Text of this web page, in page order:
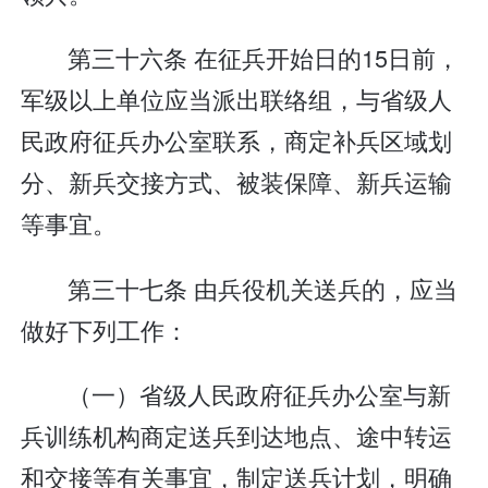
第三十六条 在征兵开始日的15日前，
军级以上单位应当派出联络组，与省级人
民政府征兵办公室联系，商定补兵区域划
分、新兵交接方式、被装保障、新兵运输
等事宜。
第三十七条 由兵役机关送兵的，应当
做好下列工作：
（一）省级人民政府征兵办公室与新
兵训练机构商定送兵到达地点、途中转运
和交接等有关事宜，制定送兵计划，明确